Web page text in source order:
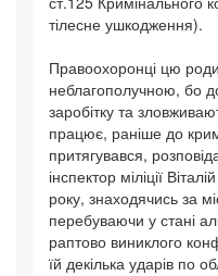
тілесне ушкодження).
Правоохоронці цю
неблагополучною, бо
заробітку та
працює, раніше до
притягувався,
інспектор міліції
року, знаходячись за
перебуваючи у стані
раптово виниклого
їй декілька ударів по